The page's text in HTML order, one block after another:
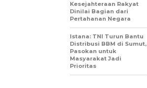
Kesejahteraan Rakyat
Dinilai Bagian dari
Pertahanan Negara
Istana: TNI Turun Bantu
Distribusi BBM di Sumut,
Pasokan untuk
Masyarakat Jadi
Prioritas